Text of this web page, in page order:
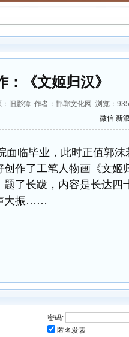
：《文姬归汉》
旧影簿 作者：邯郸文化网 浏览： 935
微信 新浪
临毕业，此时正值郭沫
创作了工笔人物画《文姬
了长跋，内容是长达四
大振……
密码:
匿名发表